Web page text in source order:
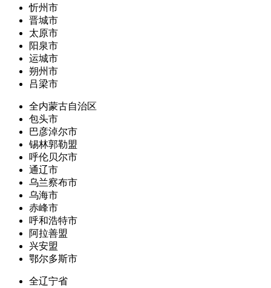
忻州市
晋城市
太原市
阳泉市
运城市
朔州市
吕梁市
全内蒙古自治区
包头市
巴彦淖尔市
锡林郭勒盟
呼伦贝尔市
通辽市
乌兰察布市
乌海市
赤峰市
呼和浩特市
阿拉善盟
兴安盟
鄂尔多斯市
全辽宁省